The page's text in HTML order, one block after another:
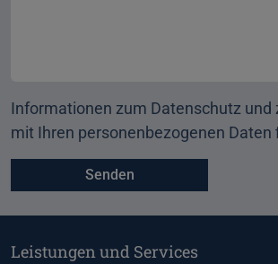
Informationen zum Datenschutz und
mit Ihren personenbezogenen Daten
Leistungen und Services